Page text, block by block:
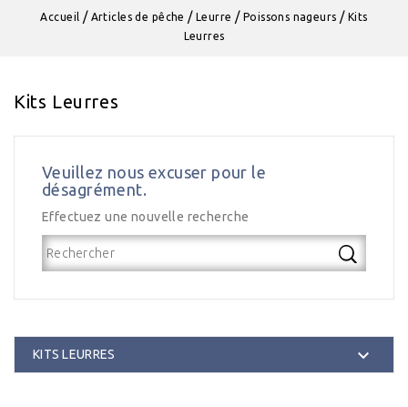
Accueil Articles de pêche Leurre Poissons nageurs
Kits
Leurres
Kits Leurres
Veuillez nous excuser pour le
désagrément.
Effectuez une nouvelle recherche
KITS LEURRES 